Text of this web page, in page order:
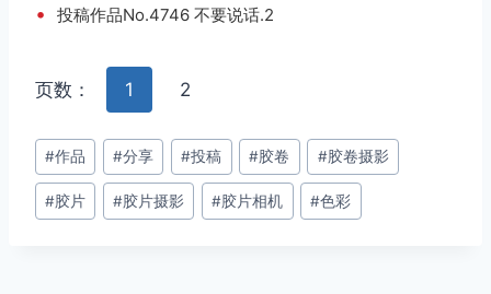
• 投稿作品No.4746 不要说话.2
页数： 1 2
文
章
标
#作品 #分享 #投稿 #胶卷 #胶卷摄影
#胶片 #胶片摄影 #胶片相机 #色彩